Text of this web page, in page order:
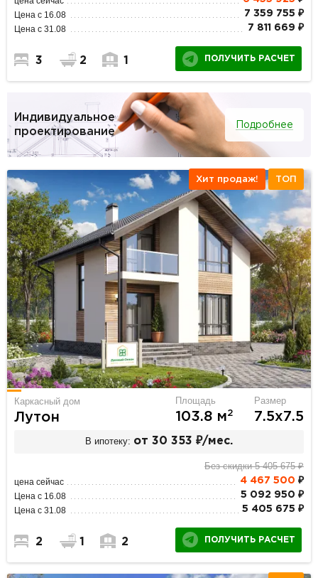
Цена с 16.08 7 359 755 ₽
Цена с 31.08 7 811 669 ₽
3 2 1 ПОЛУЧИТЬ РАСЧЕТ
Индивидуальное
проектирование
Подробнее
Хит продаж! ТОП
Каркасный дом
Лутон
Площадь
103.8 м2
Размер
7.5х7.5
В ипотеку: от 30 353 ₽/мес.
Без скидки 5 405 675 ₽
цена сейчас 4 467 500 ₽
Цена с 16.08 5 092 950 ₽
Цена с 31.08 5 405 675 ₽
2 1 2 ПОЛУЧИТЬ РАСЧЕТ